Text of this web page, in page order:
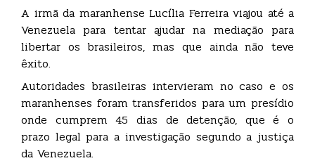
A irmã da maranhense Lucília Ferreira viajou até a
Venezuela para tentar ajudar na mediação para
libertar os brasileiros, mas que ainda não teve
êxito.
Autoridades brasileiras intervieram no caso e os
maranhenses foram transferidos para um presídio
onde cumprem 45 dias de detenção, que é o
prazo legal para a investigação segundo a justiça
da Venezuela.